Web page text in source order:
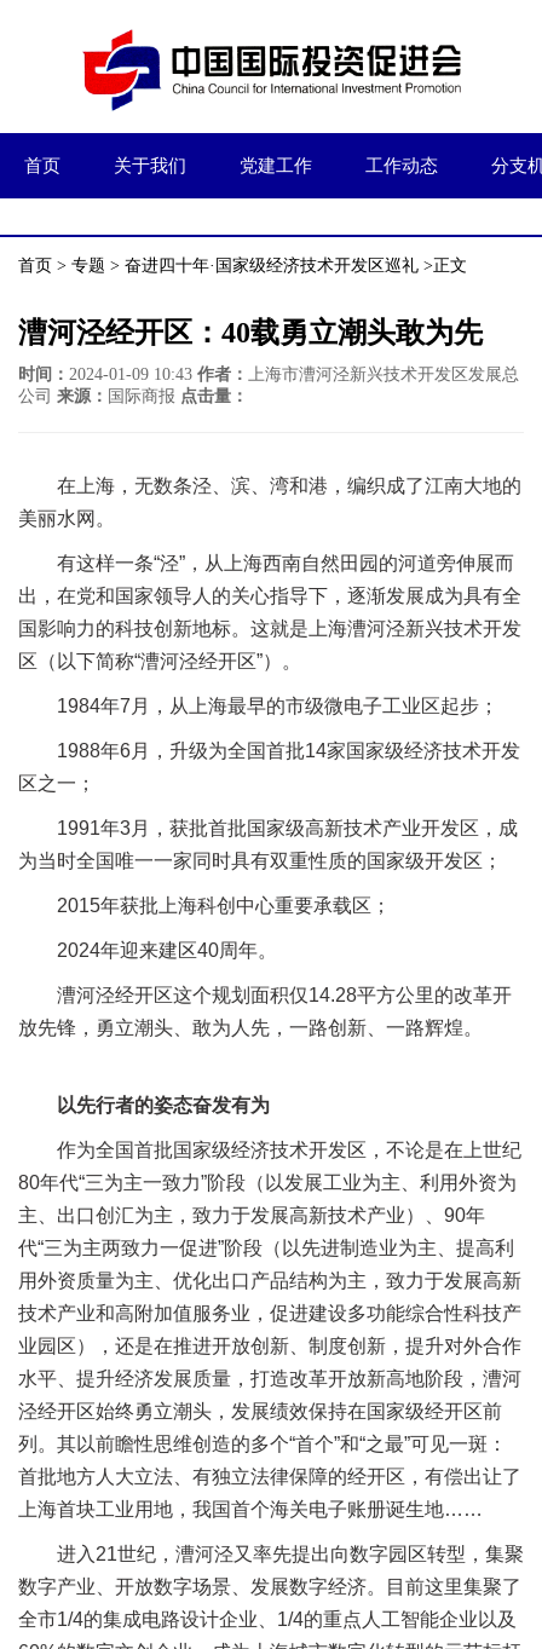
首页 关于我们 党建工作 工作动态 分支
首页 > 专题 > 奋进四十年·国家级经济技术开发区巡礼 >正文
漕河泾经开区：40载勇立潮头敢为先
时间： 2024-01-09 10:43 作者： 上海市漕河泾新兴技术开发区发展总
公司 来源： 国际商报 点击量：
在上海，无数条泾、滨、湾和港，编织成了江南大地的
美丽水网。
有这样一条“泾”，从上海西南自然田园的河道旁伸展而
出，在党和国家领导人的关心指导下，逐渐发展成为具有全
国影响力的科技创新地标。这就是上海漕河泾新兴技术开发
区（以下简称“漕河泾经开区”）。
1984年7月，从上海最早的市级微电子工业区起步；
1988年6月，升级为全国首批14家国家级经济技术开发
区之一；
1991年3月，获批首批国家级高新技术产业开发区，成
为当时全国唯一一家同时具有双重性质的国家级开发区；
2015年获批上海科创中心重要承载区；
2024年迎来建区40周年。
漕河泾经开区这个规划面积仅14.28平方公里的改革开
放先锋，勇立潮头、敢为人先，一路创新、一路辉煌。
以先行者的姿态奋发有为
作为全国首批国家级经济技术开发区，不论是在上世纪
80年代“三为主一致力”阶段（以发展工业为主、利用外资为
主、出口创汇为主，致力于发展高新技术产业）、90年
代“三为主两致力一促进”阶段（以先进制造业为主、提高利
用外资质量为主、优化出口产品结构为主，致力于发展高新
技术产业和高附加值服务业，促进建设多功能综合性科技产
业园区），还是在推进开放创新、制度创新，提升对外合作
水平、提升经济发展质量，打造改革开放新高地阶段，漕河
泾经开区始终勇立潮头，发展绩效保持在国家级经开区前
列。其以前瞻性思维创造的多个“首个”和“之最”可见一斑：
首批地方人大立法、有独立法律保障的经开区，有偿出让了
上海首块工业用地，我国首个海关电子账册诞生地……
进入21世纪，漕河泾又率先提出向数字园区转型，集聚
数字产业、开放数字场景、发展数字经济。目前这里集聚了
全市1/4的集成电路设计企业、1/4的重点人工智能企业以及